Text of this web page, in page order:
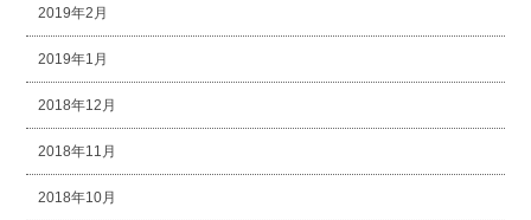
2019年2月
2019年1月
2018年12月
2018年11月
2018年10月